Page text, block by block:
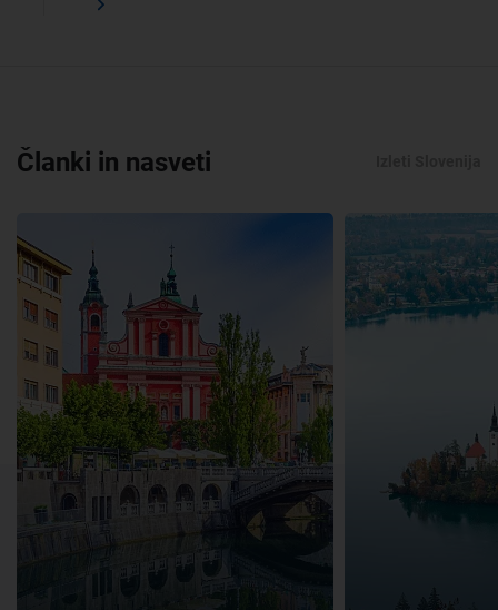
Članki in nasveti